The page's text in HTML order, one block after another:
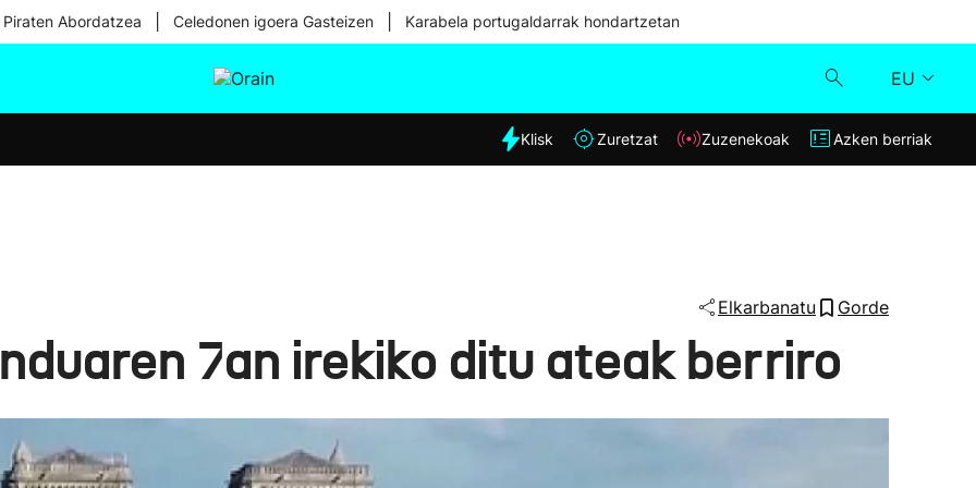
Abordatzea Celedonen igoera Gasteizen Karabela portugaldarrak hondartzetan
EU
Eguraldia
Klisk
Azken berriak
Klisk Zuretzat Zuzenekoak Azken berriak
Elkarbanatu Gorde
7an irekiko ditu ateak berriro